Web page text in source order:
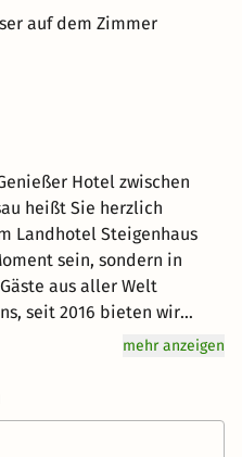
auf dem Zimmer
Hotel zwischen
heißt Sie herzlich
Landhotel Steigenhaus
sein, sondern in
seit 2016 bieten wir
durch die frisch renovierten
Hall. Uns geht
nur eine
gutes Essen anzubieten –
mehr anzeigen